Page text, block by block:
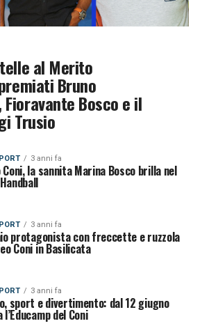
al Merito
Bruno
Bosco e il
Trusio
3 anni fa
la sannita Marina Bosco brilla nel
3 anni fa
protagonista con freccette e ruzzola
Coni in Basilicata
3 anni fa
sport e divertimento: dal 12 giugno
del Coni